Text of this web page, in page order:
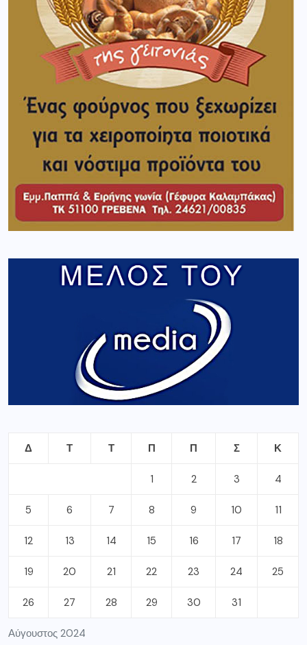
Αύγουστος 2024
Δ Τ Τ Π Π Σ Κ
1 2 3 4
5 6 7 8 9 10 11
12 13 14 15 16 17 18
19 20 21 22 23 24 25
26 27 28 29 30 31